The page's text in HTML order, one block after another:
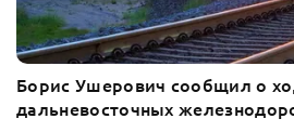
Борис Ушерович сообщил о
дальневосточных